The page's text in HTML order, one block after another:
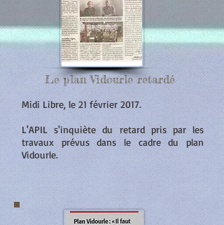
Le plan Vidourle retardé
Midi Libre, le 21 février 2017.
L'APIL s'inquiète du retard pris par les
travaux prévus dans le cadre du plan
Vidourle.